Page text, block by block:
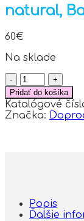
natural,
60€
Na sklade
množstvo
Elektrická
odsávačka
Shelly
natural,
Pridať do košíka
Katalógové
Značka:
Popis
Ďalšie